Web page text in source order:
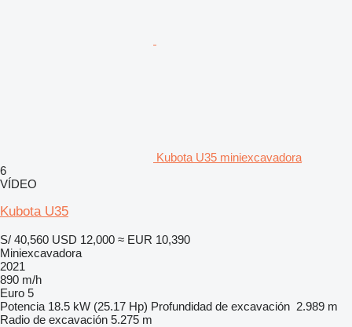
Kubota U35 miniexcavadora
6
VÍDEO
Kubota U35
S/ 40,560 USD 12,000 ≈ EUR 10,390
Miniexcavadora
2021
890 m/h
Euro 5
Potencia 18.5 kW (25.17 Hp) Profundidad de excavación 2.989 m
Radio de excavación 5.275 m